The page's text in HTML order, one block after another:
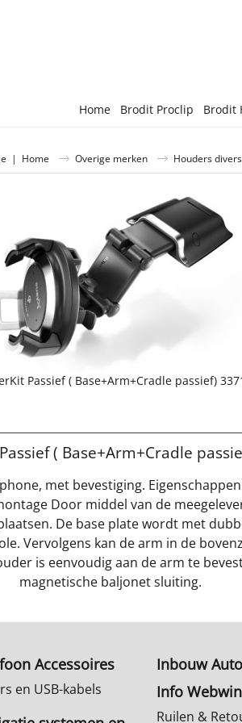
Home Brodit Proclip Brodit
| Home Overige merken Houders
Passief ( Base+Arm+Cradle passief)
( Base+Arm+Cradle
met bevestiging.
Door middel van de
De base plate wordt met
Vervolgens kan de arm in de
is eenvoudig aan de arm te
magnetische baljonet sluiting.
Accessoires
en USB-kabels
Inbouw
Info
Ruilen &